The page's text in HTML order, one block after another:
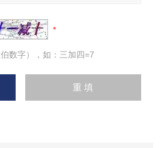
数字），如：三加四=7